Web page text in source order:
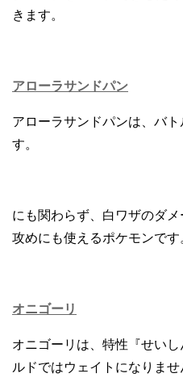
きます。
アローラサンドパン
アローラサンドパンは、バ
す。
にも関わらず、白ワザのダメ
攻めにも使えるポケモンです
オニゴーリ
オニゴーリは、特性『せい
ルドではウェイトになりませ